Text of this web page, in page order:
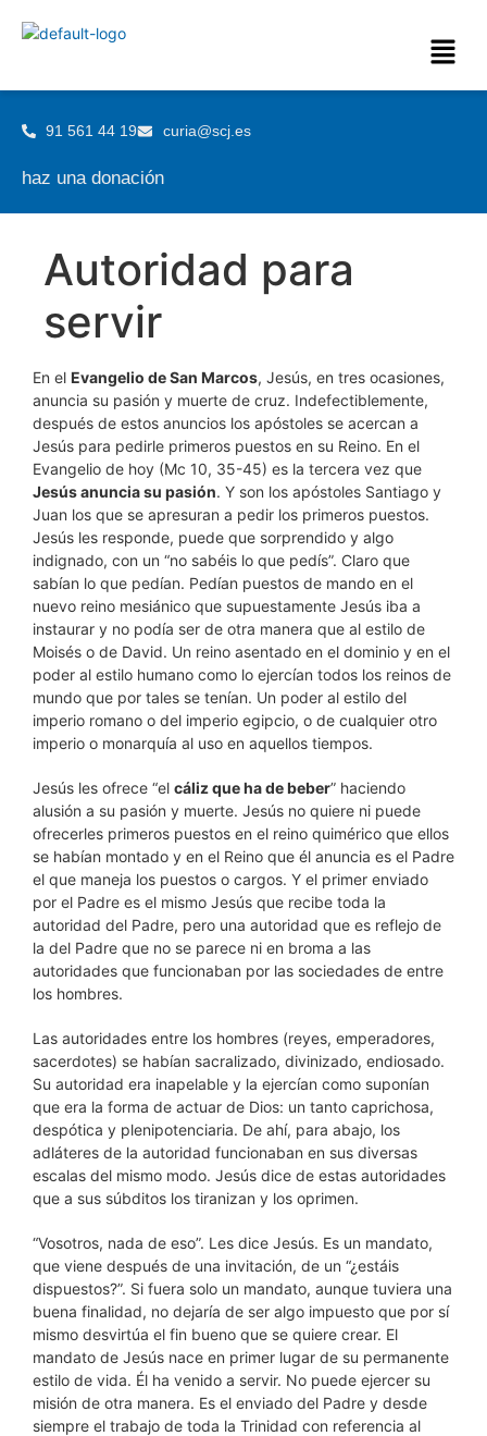
91 561 44 19 curia@scj.es
haz una donación
Autoridad para
servir
En el Evangelio de San Marcos, Jesús, en tres ocasiones,
anuncia su pasión y muerte de cruz. Indefectiblemente,
después de estos anuncios los apóstoles se acercan a
Jesús para pedirle primeros puestos en su Reino. En el
Evangelio de hoy (Mc 10, 35-45) es la tercera vez que
Jesús anuncia su pasión. Y son los apóstoles Santiago y
Juan los que se apresuran a pedir los primeros puestos.
Jesús les responde, puede que sorprendido y algo
indignado, con un “no sabéis lo que pedís”. Claro que
sabían lo que pedían. Pedían puestos de mando en el
nuevo reino mesiánico que supuestamente Jesús iba a
instaurar y no podía ser de otra manera que al estilo de
Moisés o de David. Un reino asentado en el dominio y en el
poder al estilo humano como lo ejercían todos los reinos de
mundo que por tales se tenían. Un poder al estilo del
imperio romano o del imperio egipcio, o de cualquier otro
imperio o monarquía al uso en aquellos tiempos.
Jesús les ofrece “el cáliz que ha de beber” haciendo
alusión a su pasión y muerte. Jesús no quiere ni puede
ofrecerles primeros puestos en el reino quimérico que ellos
se habían montado y en el Reino que él anuncia es el Padre
el que maneja los puestos o cargos. Y el primer enviado
por el Padre es el mismo Jesús que recibe toda la
autoridad del Padre, pero una autoridad que es reflejo de
la del Padre que no se parece ni en broma a las
autoridades que funcionaban por las sociedades de entre
los hombres.
Las autoridades entre los hombres (reyes, emperadores,
sacerdotes) se habían sacralizado, divinizado, endiosado.
Su autoridad era inapelable y la ejercían como suponían
que era la forma de actuar de Dios: un tanto caprichosa,
despótica y plenipotenciaria. De ahí, para abajo, los
adláteres de la autoridad funcionaban en sus diversas
escalas del mismo modo. Jesús dice de estas autoridades
que a sus súbditos los tiranizan y los oprimen.
“Vosotros, nada de eso”. Les dice Jesús. Es un mandato,
que viene después de una invitación, de un “¿estáis
dispuestos?”. Si fuera solo un mandato, aunque tuviera una
buena finalidad, no dejaría de ser algo impuesto que por sí
mismo desvirtúa el fin bueno que se quiere crear. El
mandato de Jesús nace en primer lugar de su permanente
estilo de vida. Él ha venido a servir. No puede ejercer su
misión de otra manera. Es el enviado del Padre y desde
siempre el trabajo de toda la Trinidad con referencia al